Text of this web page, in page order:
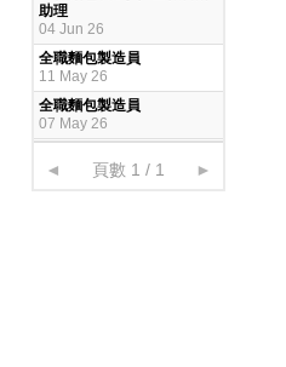
助理
04 Jun 26
全職麵包製造員
11 May 26
全職麵包製造員
07 May 26
◄ 頁數 1 / 1 ►